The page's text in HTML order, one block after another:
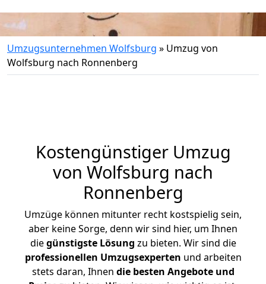
Umzugsunternehmen Wolfsburg » Umzug von
Wolfsburg nach Ronnenberg
Kostengünstiger Umzug
von Wolfsburg nach
Ronnenberg
Umzüge können mitunter recht kostspielig sein,
aber keine Sorge, denn wir sind hier, um Ihnen
diegünstigste Lösung zu bieten. Wir sind die
professionellen Umzugsexperten und arbeiten
stets daran, Ihnen die besten Angebote und